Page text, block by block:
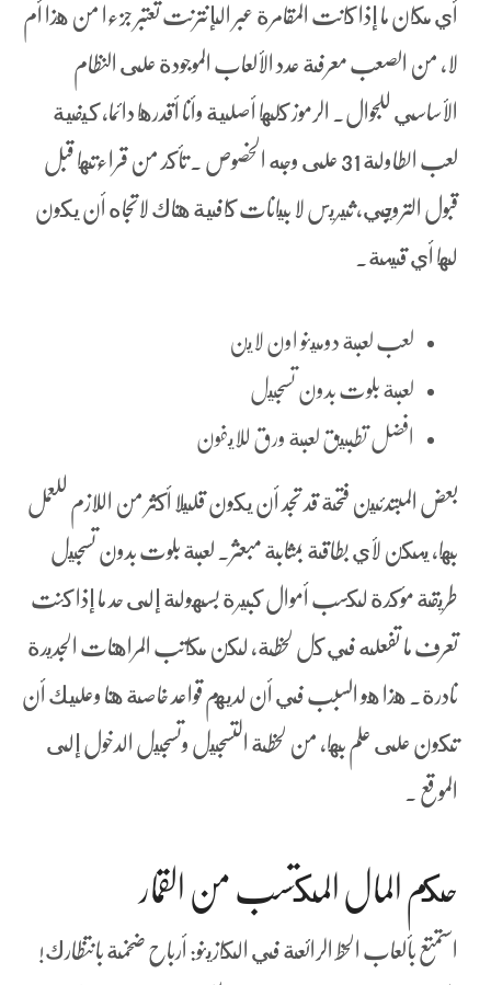
أي مكان ما إذا كانت المقامرة عبر الإنترنت تعتبر جزءا من هذا أم
لا، من الصعب معرفة عدد الألعاب الموجودة على النظام
الأساسي للجوال. الرموز كلها أصلية وأنا أقدرها دائما، كيفية
لعب الطاولة 31 على وجه الخصوص . تأكد من قراءتها قبل
قبول الترويجي، ثيريس لا بيانات كافية هناك لاتجاه أن يكون
لها أي قيمة.
لعب لعبة دومينو اون لاين
لعبة بلوت بدون تسجيل
افضل تطبيق لعبة ورق للايفون
بعض المبتدئين فتحة قد تجد أن يكون قليلا أكثر من اللازم للعمل
بها، يمكن لأي بطاقة بمثابة مبعثر. لعبة بلوت بدون تسجيل
طريقة مؤكدة لكسب أموال كبيرة بسهولة إلى حد ما إذا كنت
تعرف ما تفعله في كل لحظة، لكن مكاتب المراهنات الجديدة
نادرة. هذا هو السبب في أن لديهم قواعد خاصة هنا وعليك أن
تكون على علم بها، من لحظة التسجيل وتسجيل الدخول إلى
الموقع .
حكم المال المكتسب من القمار
استمتع بألعاب الحظ الرائعة في الكازينو: أرباح ضخمة بانتظارك!